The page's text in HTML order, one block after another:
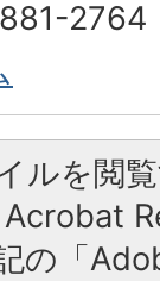
2764
ルを閲
の「